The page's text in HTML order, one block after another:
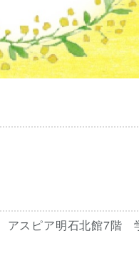
アスピア明石北館7階